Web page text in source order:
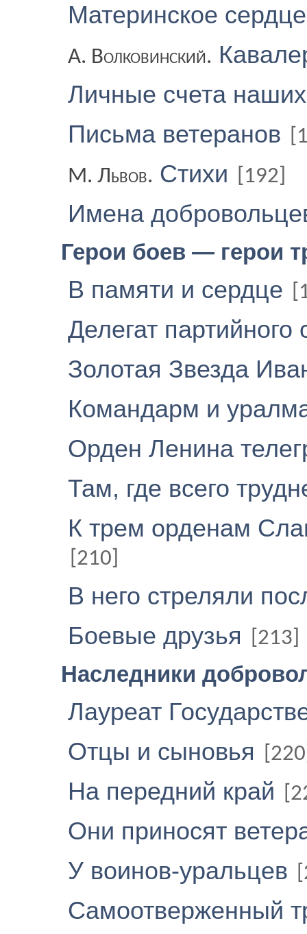
Материнское
А. Волковинский.
Личные счета
Письма ветеранов
М. Львов. Стихи [192]
Имена
Герои боев — герои
В памяти и сердце
Делегат партийного
Золотая Звезда
Командарм и
Орден Ленина
Там, где всего
К трем орденам
[210]
В него стреляли
Боевые друзья
[213]
Наследники
Лауреат
Отцы и сыновья
На передний край
Они приносят
У воинов-уральцев
Самоотверженный